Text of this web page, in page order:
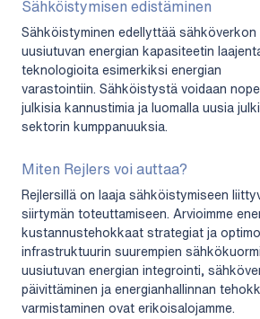
Sähköistymisen edistäminen
Sähköistyminen edellyttää
uusiutuvan energian kapasiteetin
teknologioita esimerkiksi energian
varastointiin. Sähköistystä voidaan
julkisia kannustimia ja luomalla uusia
sektorin kumppanuuksia.
Miten Rejlers voi auttaa?
Rejlersillä on laaja sähköistymiseen
siirtymän toteuttamiseen. Arvioimme
kustannustehokkaat strategiat ja
infrastruktuurin suurempien
uusiutuvan energian integrointi,
päivittäminen ja energianhallinnan
varmistaminen ovat erikoisalojamme.